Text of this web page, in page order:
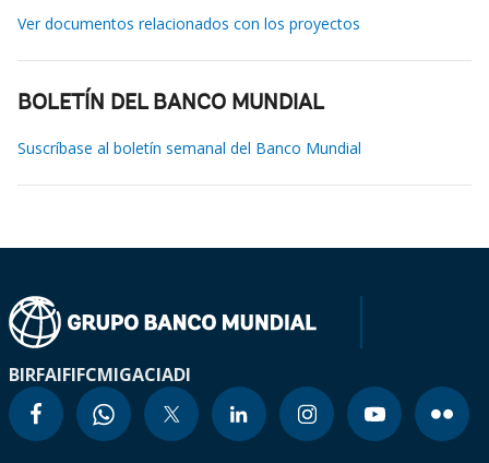
Ver documentos relacionados con los proyectos
BOLETÍN DEL BANCO MUNDIAL
Suscríbase al boletín semanal del Banco Mundial
BIRFAIFIFCMIGACIADI